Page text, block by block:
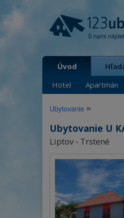
S nami
Úvod
Hotel
Apartmán
Ubytovanie »
Ubytovanie U
Liptov - Trstené